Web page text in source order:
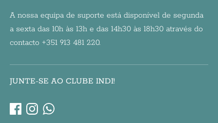
A nossa equipa de suporte está disponível de segunda
a sexta das 10h às 13h e das 14h30 às 18h30 através do
contacto +351 913 481 220.
JUNTE-SE AO CLUBE INDI!